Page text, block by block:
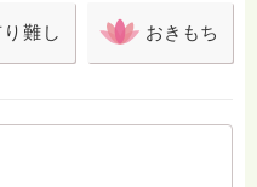
難し おきもち